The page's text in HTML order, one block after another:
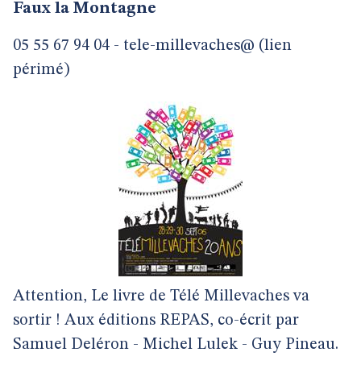
Faux la Montagne
05 55 67 94 04 - tele-millevaches@ (lien
périmé)
Attention, Le livre de Télé Millevaches va
sortir ! Aux éditions REPAS, co-écrit par
Samuel Deléron - Michel Lulek - Guy Pineau.